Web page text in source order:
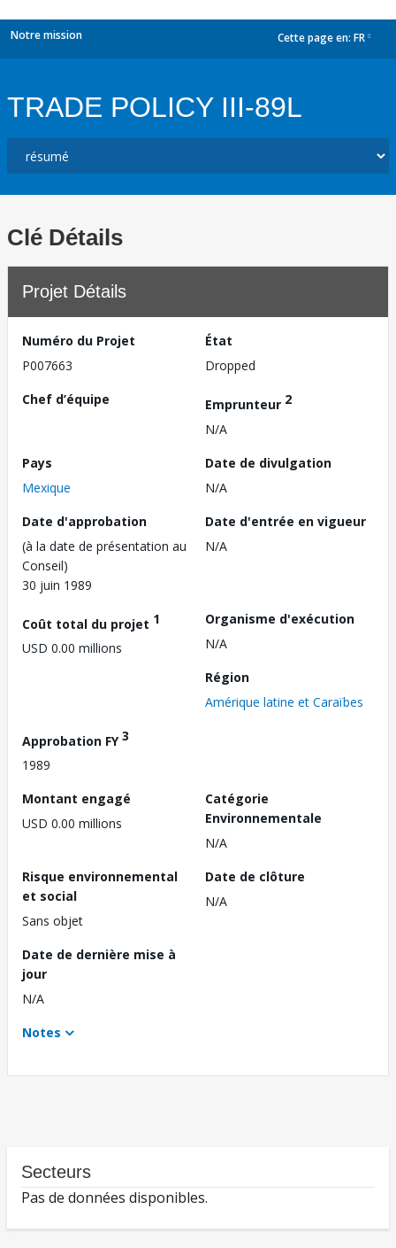
Notre mission Cette page en: FR
TRADE POLICY III-89L
Clé Détails
Projet Détails
Numéro du Projet
P007663
État
Dropped
Chef d’équipe
Emprunteur 2
N/A
Pays
Mexique
Date de divulgation
N/A
Date d'approbation
(à la date de présentation au
Conseil)
30 juin 1989
Date d'entrée en vigueur
N/A
Coût total du projet 1
USD 0.00 millions
Organisme d'exécution
N/A
Région
Amérique latine et Caraïbes
Approbation FY3
1989
Montant engagé
USD 0.00 millions
Catégorie
Environnementale
N/A
Risque environnemental
et social
Sans objet
Date de clôture
N/A
Date de dernière mise à
jour
N/A
Notes
Secteurs
Pas de données disponibles.